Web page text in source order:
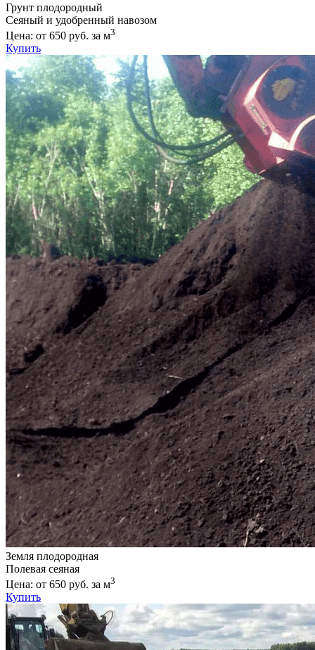
Грунт плодородный
Сеяный и удобренный навозом
Цена: от 650 руб. за м3
Купить
Земля плодородная
Полевая сеяная
Цена: от 650 руб. за м3
Купить